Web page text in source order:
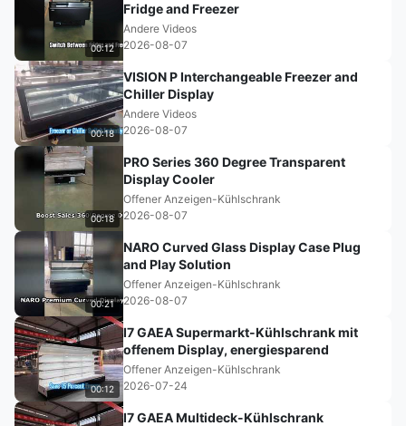
00:12
Fridge and Freezer
Andere Videos
2026-08-07
00:18
VISION P Interchangeable Freezer and
Chiller Display
Andere Videos
2026-08-07
00:18
PRO Series 360 Degree Transparent
Display Cooler
Offener Anzeigen-Kühlschrank
2026-08-07
00:21
NARO Curved Glass Display Case Plug
and Play Solution
Offener Anzeigen-Kühlschrank
2026-08-07
00:12
I7 GAEA Supermarkt-Kühlschrank mit
offenem Display, energiesparend
Offener Anzeigen-Kühlschrank
2026-07-24
I7 GAEA Multideck-Kühlschrank